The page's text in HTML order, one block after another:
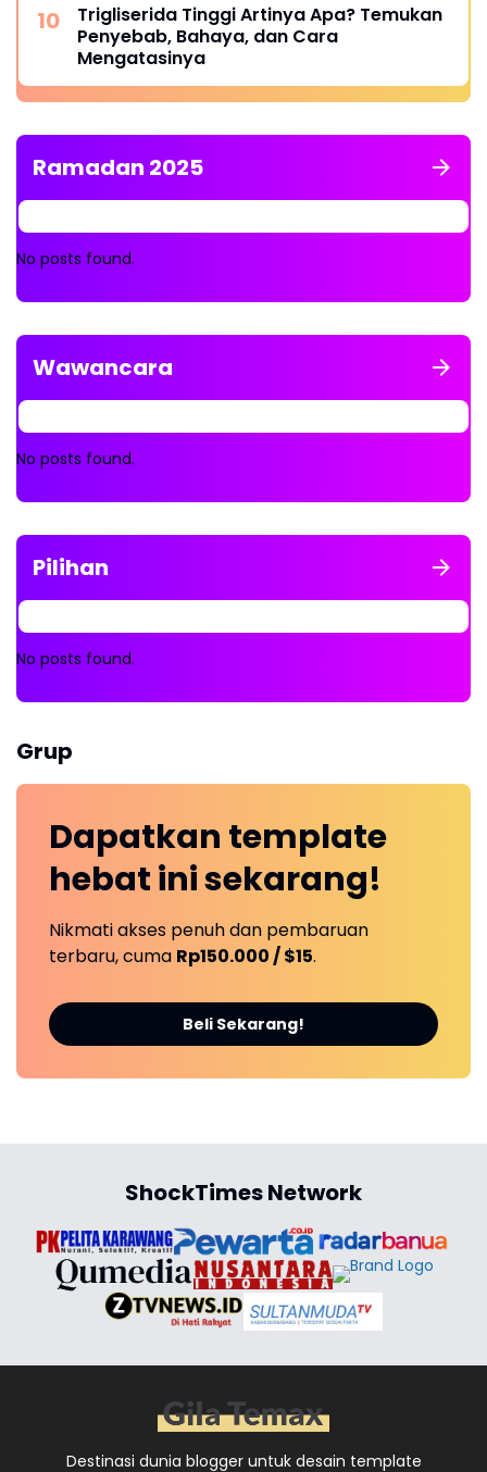
Trigliserida Tinggi Artinya Apa? Temukan
Penyebab, Bahaya, dan Cara
Mengatasinya
Ramadan 2025
No posts found.
Wawancara
No posts found.
Pilihan
No posts found.
Grup
Dapatkan template
hebat inisekarang!
Nikmati akses penuh dan pembaruan
terbaru, cuma Rp150.000 / $15.
Beli Sekarang!
ShockTimes Network
Destinasi dunia blogger untuk desain template